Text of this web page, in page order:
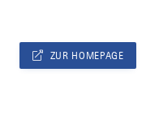
ZUR HOMEPAGE